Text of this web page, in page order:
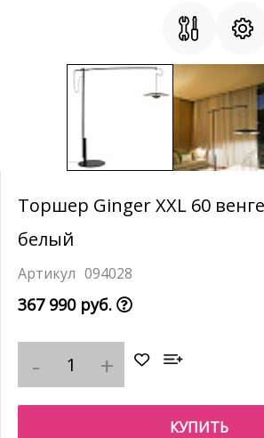
Торшер Ginger XXL 60
белый
094028
367 990 руб.
КУПИТЬ